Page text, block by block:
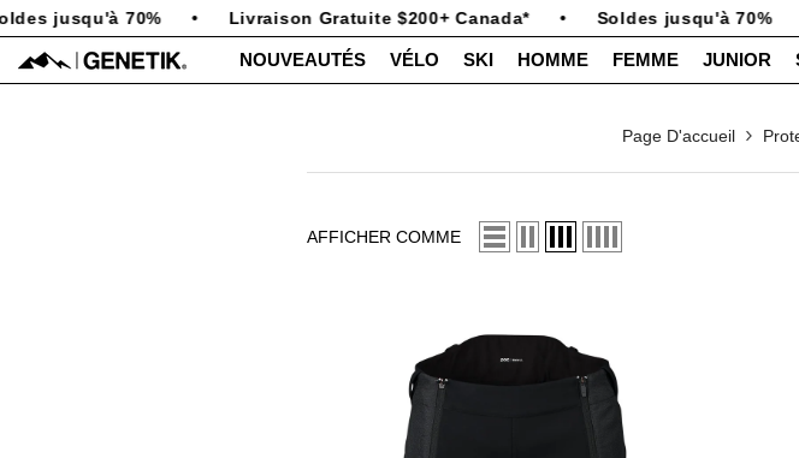
PASSER AU CONTENU
jusqu'à 70% Livraison Gratuite $200+ Canada* Soldes jusqu'à 70%
NOUVEAUTÉS VÉLO SKI HOMME FEMME JUNIOR
Page D'accueil
AFFICHER COMME